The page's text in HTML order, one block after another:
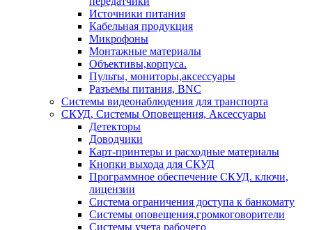
Источники питания
Кабельная продукция
Микрофоны
Монтажные материалы
Объективы,корпуса.
Пульты, мониторы,аксессуары
Разъемы питания, BNC
Системы видеонаблюдения для транспорта
СКУД, Системы Оповещения, Аксессуары
Детекторы
Доводчики
Карт-принтеры и расходные материалы
Кнопки выхода для СКУД
Программное обеспечение СКУД. ключи,
лицензии
Система ограничения доступа к банкомату
Системы оповещения,громкоговорители
Системы учета рабочего